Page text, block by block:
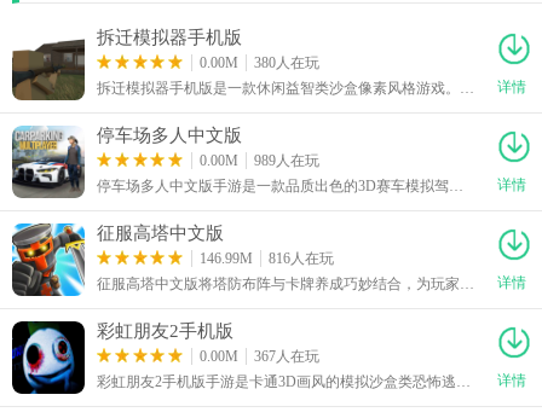
拆迁模拟器手机版
0.00M
380人在玩
拆迁模拟器手机版是一款休闲益智类沙盒像素风格游戏。这款游戏画面精美，玩法内容非常丰富，操作简单，对新手玩家特别友好。在这款游戏当中，我们玩家在游戏中扮演拆迁工人，通过使用多种工具和爆炸物破坏建筑物来完成拆迁任务。同时这款游戏提供高自由度的破坏玩法，支持利用环境进行创意性互动，适合休闲解压。
详情
停车场多人中文版
0.00M
989人在玩
停车场多人中文版手游是一款品质出色的3D赛车模拟驾驶手游，玩法简单易懂，轻轻松松就能上手。游戏内置超130款覆盖面包车、卡车、跑车等全品类的车型，支持手动挡操作模式，玩家可学习掌握换挡技巧，精准完成各类停车与驾驶操作。它拥有丰富多元的玩法体系，涵盖闯关挑战、单人自由驾驶、多人联机竞技等模式，还设置了每日任务与奖励机制，玩家可通过性能升级、外观DIY改装打造专属爱车，是款很有趣的游戏。
详情
征服高塔中文版
146.99M
816人在玩
征服高塔中文版将塔防布阵与卡牌养成巧妙结合，为玩家带来充满策略性的对战体验。游戏拥有细腻的卡通写实画面，玩家需要根据战场局势合理安排防御设施，并搭配不同英雄与阵容应对敌方攻势。征服高塔游戏安卓apk中文版下载后，随着冒险深入，可以解锁多个特色派系、众多英雄及丰富塔楼内容，通过培养角色、强化属性和调整战术不断提升队伍实力。
详情
彩虹朋友2手机版
0.00M
367人在玩
彩虹朋友2手机版手游是卡通3D画风的模拟沙盒类恐怖逃脱手游，玩法简单易懂，轻轻松松就能上手。游戏在继承前作经典逃脱玩法的基础上，新增了大量全新场景与特色角色，将玩家置于残败荒芜、氛围阴森的诡异空间中。玩家可自由选择属性各异的角色开启冒险，在游乐园等不同特色区域的探索过程中，一边躲避暗处潜伏的彩虹朋友的追击，一边仔细搜寻场景角落的线索与关键道具，破解层层谜题、收集钥匙前往更安全的区域，是款很有趣的游戏。
详情